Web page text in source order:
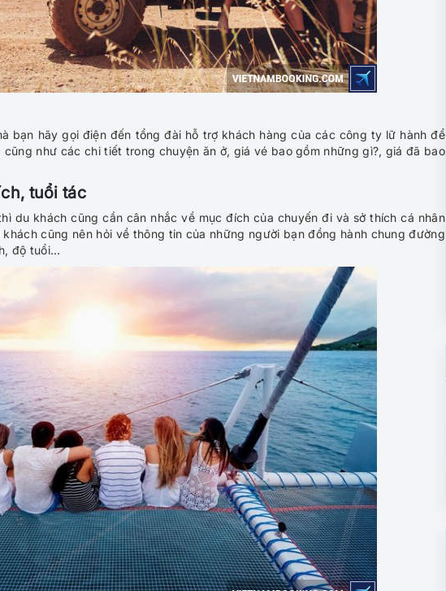
bạn hãy gọi điện đến tổng đài hỗ trợ khách hàng của các công ty lữ hành để
như các chi tiết trong chuyện ăn ở, giá vé bao gồm những gì?, giá đã bao
tuổi tác
du khách cũng cần cân nhắc về mục đích của chuyến đi và sở thích cá nhân
cũng nên hỏi về thông tin của những người bạn đồng hành chung đường
độ tuổi…